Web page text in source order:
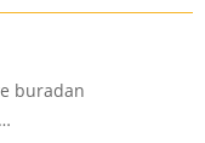
buradan